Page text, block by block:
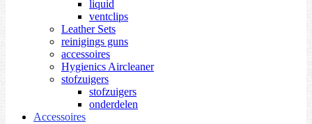
liquid
ventclips
Leather Sets
reinigings guns
accessoires
Hygienics Aircleaner
stofzuigers
stofzuigers
onderdelen
Accessoires